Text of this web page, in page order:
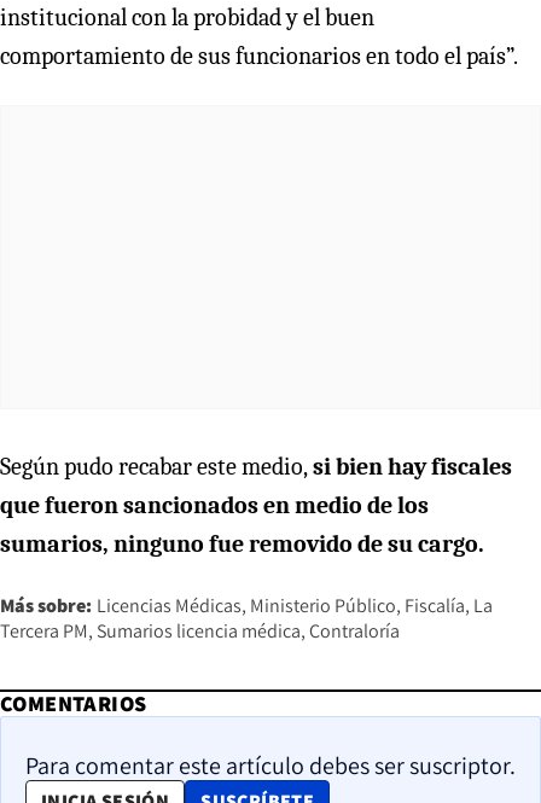
institucional con la probidad y el buen
comportamiento de sus funcionarios en todo el país”.
Según pudo recabar este medio,si bien hay fiscales
que fueron sancionados en medio de los
sumarios, ninguno fue removido de su cargo.
Más sobre: Licencias Médicas Ministerio Público Fiscalía La
Tercera PM Sumarios licencia médica Contraloría
COMENTARIOS
Para comentar este artículo debes ser suscriptor.